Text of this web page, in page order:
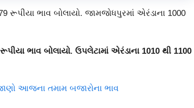
રૂપીયા ભાવ બોલાયો. જામજોધપુરમાં એરંડાના 1000
ભાવ બોલાયો. ઉપલેટામાં એરંડાના 1010 થી 1100
આજના તમામ બજારોના ભાવ